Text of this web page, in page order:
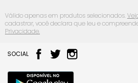
Válido apenas em produtos selecionados.
cadastrar, você declara que leu e
Privacidade.
SOCIAL